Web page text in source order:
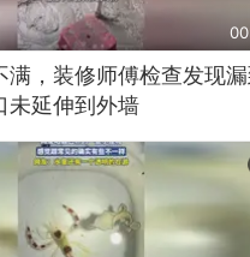
满，装修师傅检查发现漏
未延伸到外墙